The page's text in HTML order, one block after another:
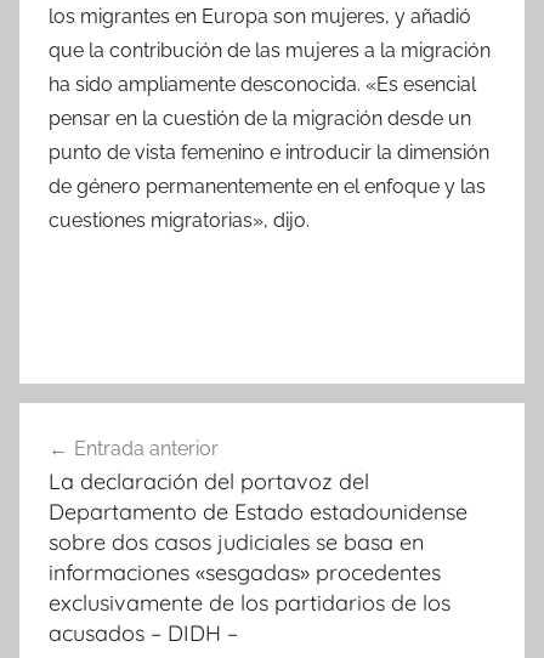
los migrantes en Europa son mujeres, y añadió
que la contribución de las mujeres a la migración
ha sido ampliamente desconocida. «Es esencial
pensar en la cuestión de la migración desde un
punto de vista femenino e introducir la dimensión
de género permanentemente en el enfoque y las
cuestiones migratorias», dijo.
de
entradas
Entrada anterior
La declaración del portavoz del
Departamento de Estado estadounidense
sobre dos casos judiciales se basa en
informaciones «sesgadas» procedentes
exclusivamente de los partidarios de los
acusados – DIDH –